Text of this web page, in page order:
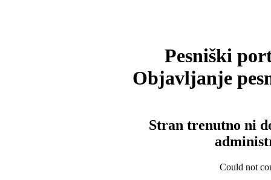
Pesniški
Objavljanje
Stran trenutno ni
Could not